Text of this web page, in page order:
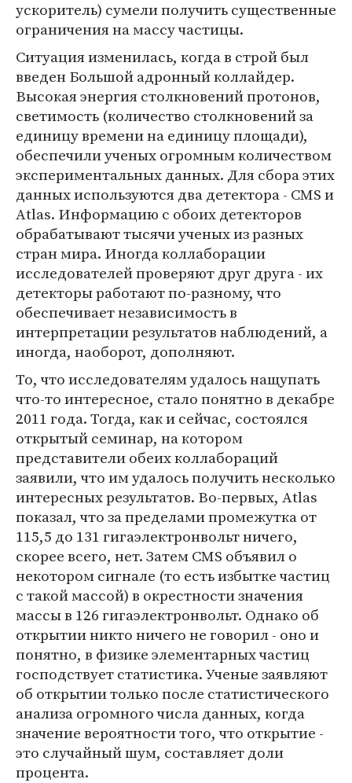
ускоритель) сумели получить существенные
ограничения на массу частицы.
Ситуация изменилась, когда в строй был
введен Большой адронный коллайдер.
Высокая энергия столкновений протонов,
светимость (количество столкновений за
единицу времени на единицу площади),
обеспечили ученых огромным количеством
экспериментальных данных. Для сбора этих
данных используются два детектора - CMS и
Atlas. Информацию с обоих детекторов
обрабатывают тысячи ученых из разных
стран мира. Иногда коллаборации
исследователей проверяют друг друга - их
детекторы работают по-разному, что
обеспечивает независимость в
интерпретации результатов наблюдений, а
иногда, наоборот, дополняют.
То, что исследователям удалось нащупать
что-то интересное, стало понятно в декабре
2011 года. Тогда, как и сейчас, состоялся
открытый семинар, на котором
представители обеих коллабораций
заявили, что им удалось получить несколько
интересных результатов. Во-первых, Atlas
показал, что за пределами промежутка от
115,5 до 131 гигаэлектронвольт ничего,
скорее всего, нет. Затем CMS объявил о
некотором сигнале (то есть избытке частиц
с такой массой) в окрестности значения
массы в 126 гигаэлектронвольт. Однако об
открытии никто ничего не говорил - оно и
понятно, в физике элементарных частиц
господствует статистика. Ученые заявляют
об открытии только после статистического
анализа огромного числа данных, когда
значение вероятности того, что открытие -
это случайный шум, составляет доли
процента.